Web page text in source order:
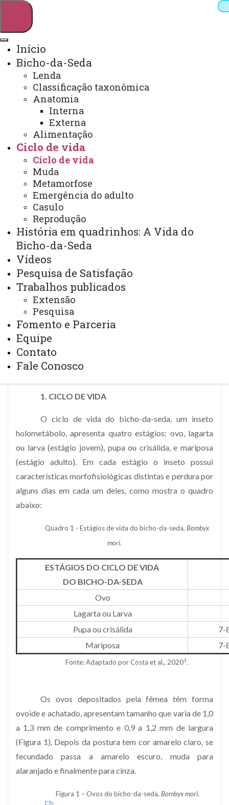
Webmail Sistemas
Arquivo Virtual
Início
Bicho-da-Seda
Lenda
Classificação taxonômica
Anatomia
Interna
Externa
Alimentação
Ciclo de vida
Ciclo de vida
Muda
Metamorfose
Emergência do adulto
Casulo
Reprodução
História em quadrinhos: A Vida do
Bicho-da-Seda
Vídeos
Pesquisa de Satisfação
Trabalhos publicados
Extensão
Pesquisa
Fomento e Parceria
Equipe
Contato
Fale Conosco
Ciclo de Vida
1. CICLO DE VIDA
O ciclo de vida do bicho-da-seda, um inseto
holometábolo, apresenta quatro estágios: ovo, lagarta
ou larva (estágio jovem), pupa ou crisálida, e mariposa
(estágio adulto). Em cada estágio o inseto possui
características morfofisiológicas distintas e perdura por
alguns dias em cada um deles, como mostra o quadro
abaixo:
Quadro 1 - Estágios de vida do bicho-da-seda, Bombyx
mori.
ESTÁGIOS DO CICLO DE VIDA
DO BICHO-DA-SEDA
Ovo
Lagarta ou Larva
Pupa ou crisálida
7-
Mariposa
7-
Fonte: Adaptado por Costa et al., 20201.
Os ovos depositados pela fêmea têm forma
ovoide e achatado, apresentam tamanho que varia de 1,0
a 1,3 mm de comprimento e 0,9 a 1,2 mm de largura
(Figura 1). Depois da postura tem cor amarelo claro, se
fecundado passa a amarelo escuro, muda para
alaranjado e finalmente para cinza.
Figura 1 – Ovos do bicho-da-seda, Bombyx mori.